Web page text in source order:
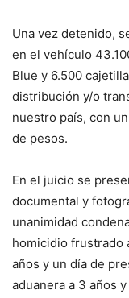
Una vez detenido,
en el vehículo
Blue y 6.500
distribución y/o
nuestro país, con
de pesos.
En el juicio se
documental y
unanimidad
homicidio frustrado
años y un día de
aduanera a 3 años